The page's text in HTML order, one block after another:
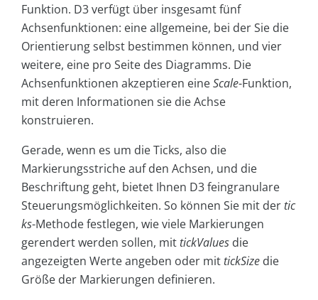
Funktion. D3 verfügt über insgesamt fünf
Achsenfunktionen: eine allgemeine, bei der Sie die
Orientierung selbst bestimmen können, und vier
weitere, eine pro Seite des Diagramms. Die
Achsenfunktionen akzeptieren eineScale-Funktion,
mit deren Informationen sie die Achse
konstruieren.
Gerade, wenn es um die Ticks, also die
Markierungsstriche auf den Achsen, und die
Beschriftung geht, bietet Ihnen D3 feingranulare
Steuerungsmöglichkeiten. So können Sie mit dertic
ks-Methode festlegen, wie viele Markierungen
gerendert werden sollen, mittickValues die
angezeigten Werte angeben oder mittickSize die
Größe der Markierungen definieren.